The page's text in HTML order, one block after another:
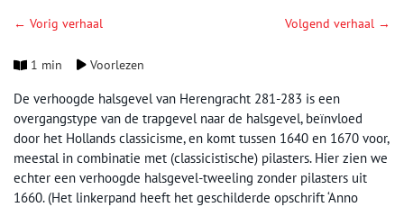
← Vorig verhaal Volgend verhaal →
1 min Voorlezen
De verhoogde halsgevel van Herengracht 281-283 is een
overgangstype van de trapgevel naar de halsgevel, beïnvloed
door het Hollands classicisme, en komt tussen 1640 en 1670 voor,
meestal in combinatie met (classicistische) pilasters. Hier zien we
echter een verhoogde halsgevel-tweeling zonder pilasters uit
1660. (Het linkerpand heeft het geschilderde opschrift ‘Anno